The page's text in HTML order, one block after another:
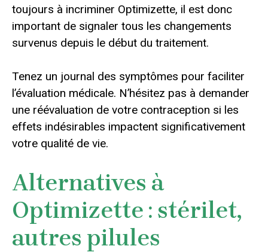
toujours à incriminer Optimizette, il est donc
important de signaler tous les changements
survenus depuis le début du traitement.
Tenez un journal des symptômes pour faciliter
l’évaluation médicale. N’hésitez pas à demander
une réévaluation de votre contraception si les
effets indésirables impactent significativement
votre qualité de vie.
Alternatives à
Optimizette : stérilet,
autres pilules